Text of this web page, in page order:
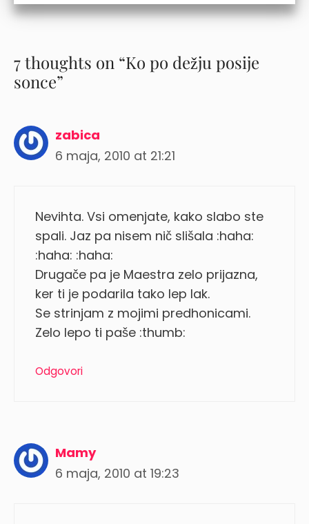
7 thoughts on “Ko po dežju posije
sonce”
zabica
6 maja, 2010 at 21:21
Nevihta. Vsi omenjate, kako slabo ste
spali. Jaz pa nisem nič slišala :haha:
:haha: :haha:
Drugače pa je Maestra zelo prijazna,
ker ti je podarila tako lep lak.
Se strinjam z mojimi predhonicami.
Zelo lepo ti paše :thumb:
Odgovori
Mamy
6 maja, 2010 at 19:23